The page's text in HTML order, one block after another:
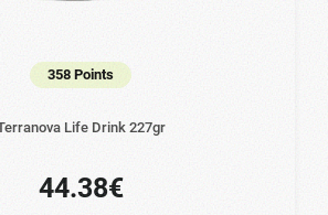
358 Points
Life Drink 227gr
44.38€